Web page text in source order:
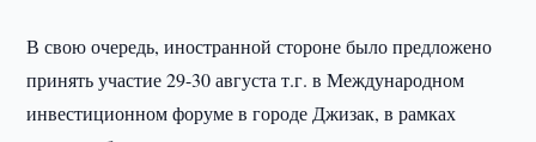
В свою очередь, иностранной стороне было предложено
принять участие 29-30 августа т.г. в Международном
инвестиционном форуме в городе Джизак, в рамках